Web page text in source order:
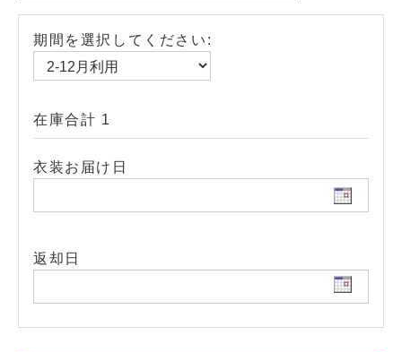
期間を選択してください:
在庫合計 1
衣装お届け日
返却日